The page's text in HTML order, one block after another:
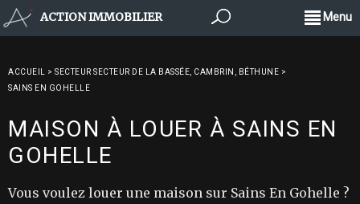
ACTION IMMOBILIER Menu
ACCUEIL > SECTEUR SECTEUR DE LA BASSÉE, CAMBRIN, BÉTHUNE >
SAINS EN GOHELLE
MAISON À LOUER À SAINS EN
GOHELLE
Vous voulez louer une maison sur Sains En Gohelle ?